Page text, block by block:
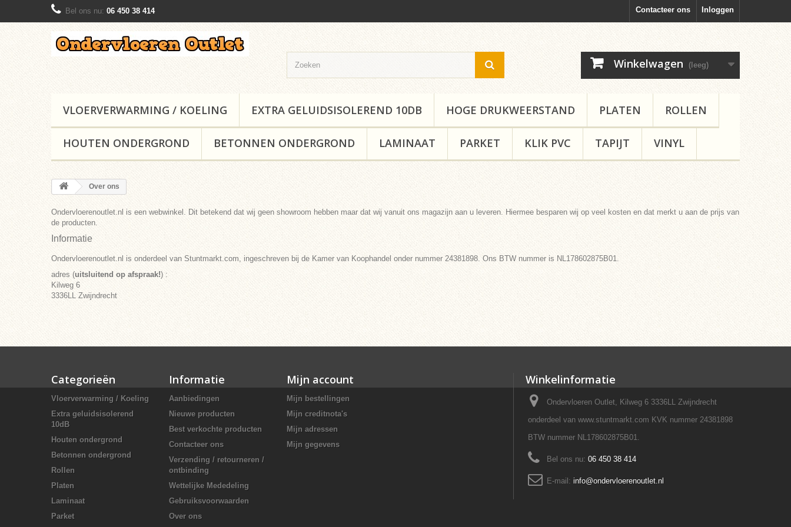
Inloggen
Contacteer ons
Bel ons nu: 06 450 38 414
Winkelwagen (leeg)
VLOERVERWARMING / KOELING EXTRA GELUIDSISOLEREND 10DB HOGE DRUKWEERSTAND PLATEN ROLLEN
HOUTEN ONDERGROND BETONNEN ONDERGROND LAMINAAT PARKET KLIK PVC TAPIJT VINYL
Over ons
Ondervloerenoutlet.nl is een webwinkel. Dit betekend dat wij geen showroom hebben maar dat wij vanuit ons magazijn aan u leveren. Hiermee besparen wij op veel kosten en dat merkt u aan de prijs van
de producten.
Informatie
Ondervloerenoutlet.nl is onderdeel van Stuntmarkt.com, ingeschreven bij de Kamer van Koophandel onder nummer 24381898. Ons BTW nummer is NL178602875B01.
adres (uitsluitend op afspraak!) :
Kilweg 6
3336LL Zwijndrecht
Categorieën
Vloerverwarming / Koeling
Extra geluidsisolerend
10dB
Houten ondergrond
Betonnen ondergrond
Rollen
Platen
Laminaat
Parket
Informatie
Aanbiedingen
Nieuwe producten
Best verkochte producten
Contacteer ons
Verzending / retourneren /
ontbinding
Wettelijke Mededeling
Gebruiksvoorwaarden
Over ons
Mijn account
Mijn bestellingen
Mijn creditnota's
Mijn adressen
Mijn gegevens
Winkelinformatie
Ondervloeren Outlet, Kilweg 6 3336LL Zwijndrecht
onderdeel van www.stuntmarkt.com KVK nummer 24381898
BTW nummer NL178602875B01.
Bel ons nu: 06 450 38 414
E-mail: info@ondervloerenoutlet.nl